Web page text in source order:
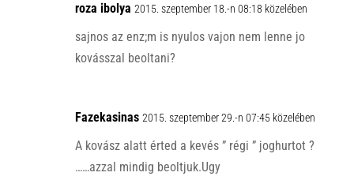
k
roza ibolya 2015. szeptember 18.-n 08:18 közelében
sajnos az enz;m is nyulos vajon nem lenne jo
kovásszal beoltani?
Fazekasinas 2015. szeptember 29.-n 07:45 közelében
A kovász alatt érted a kevés ” régi ” joghurtot ?
……azzal mindig beoltjuk.Ugy